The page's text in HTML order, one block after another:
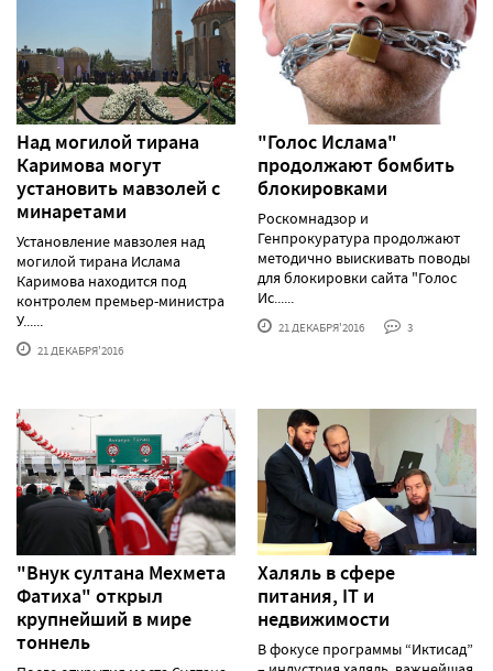
Над могилой тирана
Каримова могут
установить мавзолей с
минаретами
Установление мавзолея над
могилой тирана Ислама
Каримова находится под
контролем премьер-министра
У......
21 ДЕКАБРЯ'2016
"Голос Ислама"
продолжают бомбить
блокировками
Роскомнадзор и
Генпрокуратура продолжают
методично выискивать поводы
для блокировки сайта "Голос
Ис......
21 ДЕКАБРЯ'2016 3
"Внук султана Мехмета
Фатиха" открыл
крупнейший в мире
тоннель
Халяль в сфере
питания, IT и
недвижимости
В фокусе программы “Иктисад”